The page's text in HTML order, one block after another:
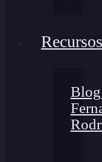
Recursos